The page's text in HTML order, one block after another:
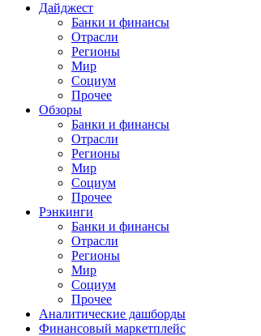
Дайджест
Банки и финансы
Отрасли
Регионы
Мир
Социум
Прочее
Обзоры
Банки и финансы
Отрасли
Регионы
Мир
Социум
Прочее
Рэнкинги
Банки и финансы
Отрасли
Регионы
Мир
Социум
Прочее
Аналитические дашборды
Финансовый маркетплейс